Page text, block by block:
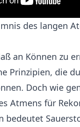
des langen
an Können zu
Prinzipien, die
Doch wie
Atmens für
bedeutet